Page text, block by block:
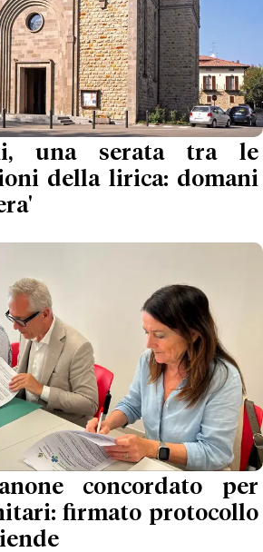
una serata tra le
della lirica: domani
concordato per
firmato protocollo